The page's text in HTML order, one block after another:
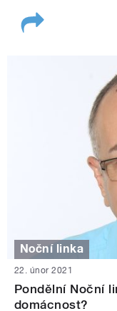
Noční linka
22. únor 2021
Pondělní Noční
domácnost?